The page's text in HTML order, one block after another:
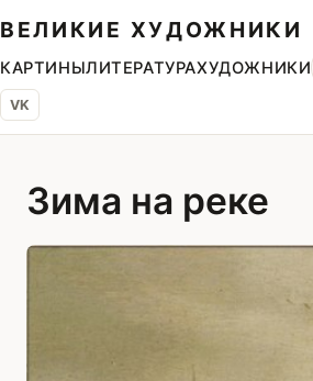
ВЕЛИКИЕ ХУДОЖНИКИ
КАРТИНЫЛИТЕРАТУРАХУДОЖНИКИ
VK
Зима на реке